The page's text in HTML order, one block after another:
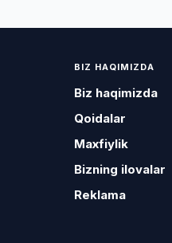
BIZ HAQIMIZDA
Biz haqimizda
Qoidalar
Maxfiylik
Bizning ilovalar
Reklama